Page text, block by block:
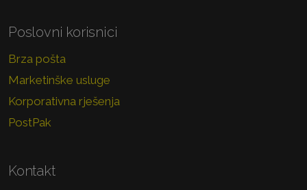
Poslovni korisnici
Brza pošta
Marketinške usluge
Korporativna rješenja
PostPak
Kontakt